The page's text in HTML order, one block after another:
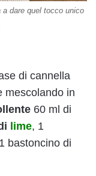
dare quel tocco unico
di cannella
mescolando in
60 ml di
lime, 1
bastoncino di